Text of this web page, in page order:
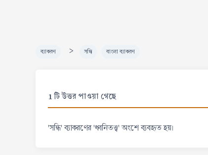
ব্যাকরণ > সন্ধি বাংলা ব্যাকরণ
1 টি উত্তর পাওয়া গেছে
'সন্ধি' ব্যাকরণের 'ধ্বনিতত্ত্ব' অংশে ব্যবহৃত হয়।